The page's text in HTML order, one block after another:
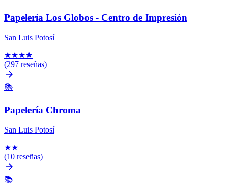
Papelería Los Globos - Centro de Impresión
San Luis Potosí
★★★★
(297 reseñas)
📚
Papelería Chroma
San Luis Potosí
★★
(10 reseñas)
📚